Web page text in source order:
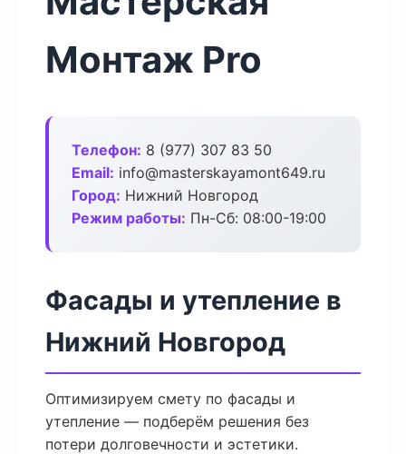
Монтаж Pro
Телефон: 8 (977) 307 83 50
Email: info@masterskayamont649.ru
Город: Нижний Новгород
Режим работы: Пн-Сб: 08:00-19:00
Фасады и утепление в
Нижний Новгород
Оптимизируем смету по фасады и
утепление — подберём решения без
потери долговечности и эстетики.